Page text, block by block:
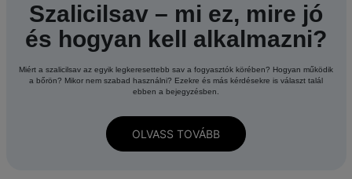
Szalicilsav – mi ez, mire jó
és hogyan kell alkalmazni?
Miért a szalicilsav az egyik legkeresettebb sav a fogyasztók körében? Hogyan működik
a bőrön? Mikor nem szabad használni? Ezekre és más kérdésekre is választ talál
ebben a bejegyzésben.
OLVASS TOVÁBB